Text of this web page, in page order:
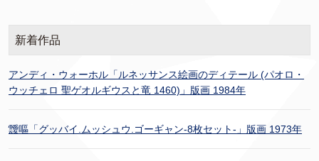
新着作品
アンディ・ウォーホル「ルネッサンス絵画のディテール (パオロ・
ウッチェロ 聖ゲオルギウスと竜 1460)」版画 1984年
靉嘔「グッバイ.ムッシュウ.ゴーギャン-8枚セット-」版画 1973年